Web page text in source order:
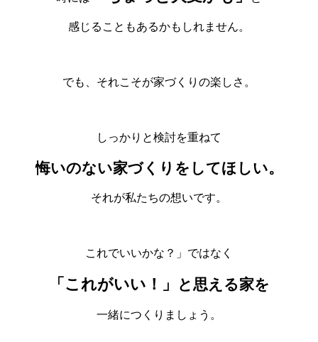
感じることもあるかもしれません。
でも、それこそが家づくりの楽しさ。
しっかりと検討を重ねて
悔いのない家づくりをしてほしい。
それが私たちの想いです。
これでいいかな？」ではなく
「これがいい！」 と思える家を
一緒につくりましょう。